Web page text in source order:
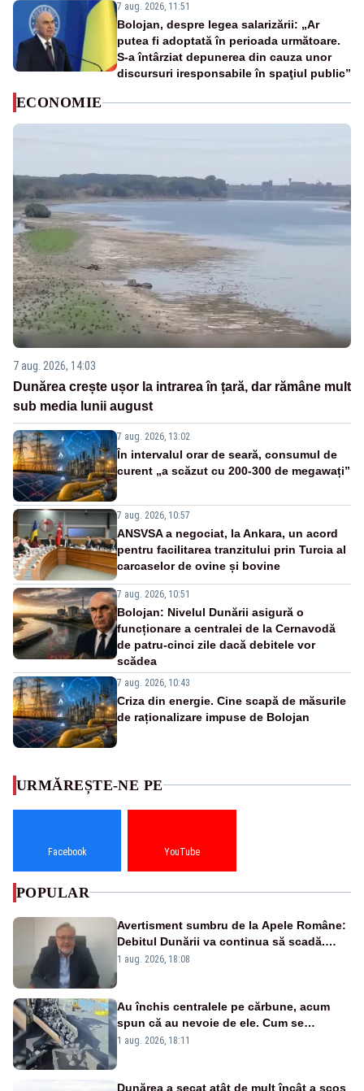
7 aug. 2026, 11:51
Bolojan, despre legea salarizării: „Ar
putea fi adoptată în perioada următoare.
S-a întârziat depunerea din cauza unor
discursuri iresponsabile în spaţiul public”
ECONOMIE
7 aug. 2026, 14:03
Dunărea crește ușor la intrarea în țară, dar rămâne mult
sub media lunii august
7 aug. 2026, 13:02
În intervalul orar de seară, consumul de
curent „a scăzut cu 200-300 de megawați”
7 aug. 2026, 10:57
ANSVSA a negociat, la Ankara, un acord
pentru facilitarea tranzitului prin Turcia al
carcaselor de ovine și bovine
7 aug. 2026, 10:51
Bolojan: Nivelul Dunării asigură o
funcționare a centralei de la Cernavodă
de patru-cinci zile dacă debitele vor
scădea
7 aug. 2026, 10:43
Criza din energie. Cine scapă de măsurile
de raționalizare impuse de Bolojan
URMĂREȘTE-NE PE
Facebook YouTube
POPULAR
Avertisment sumbru de la Apele Române:
Debitul Dunării va continua să scadă.
Cernavodă s-ar putea închide în 4 zile
1 aug. 2026, 18:08
Au închis centralele pe cărbune, acum
spun că au nevoie de ele. Cum se
pasează vina în plină criză energetică
1 aug. 2026, 18:11
Dunărea a secat atât de mult încât a scos